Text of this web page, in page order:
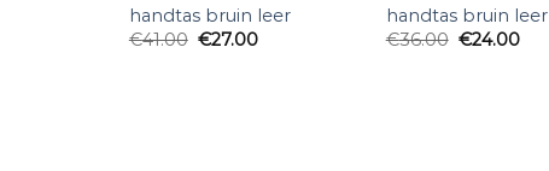
handtas bruin leer
€41.00 €27.00
handtas bruin leer
€36.00 €24.00